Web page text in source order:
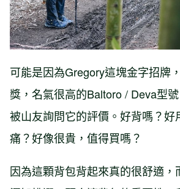
可能是因為Gregory這塊金字招牌
獎，名氣很高的Baltoro / Deva型
被山友詢問它的評價。好背嗎？好
痛？好像很貴，值得買嗎？
因為這顆背包背起來真的很舒適，